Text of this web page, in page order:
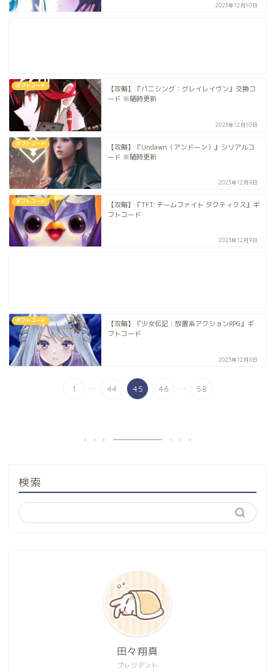
2023年12月10日
ギフトコード
【攻略】『パニシング：グレイレイヴン』交換コ
ード ※随時更新
2023年12月10日
ギフトコード
【攻略】『Undawn（アンドーン）』シリアルコ
ード ※随時更新
2023年12月9日
ギフトコード
【攻略】『TFT: チームファイト タクティクス』ギ
フトコード
2023年12月9日
ギフトコード
【攻略】『少女伝記：放置系アクションRPG』ギ
フトコード
2023年12月8日
1 ... 44 45 46 ... 58
検索
プレジデント
田々翔真